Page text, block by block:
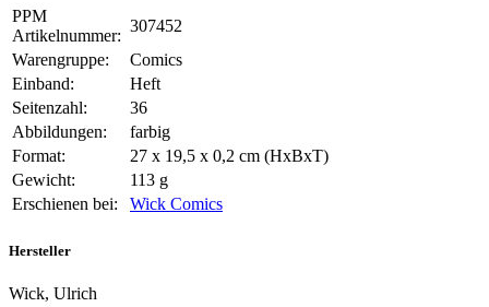
PPM
Artikelnummer:
307452
Warengruppe:
Comics
Einband:
Heft
Seitenzahl:
36
Abbildungen:
farbig
Format:
27 x 19,5 x 0,2 cm (HxBxT)
Gewicht:
113 g
Erschienen bei:
Wick Comics
Hersteller
Wick, Ulrich